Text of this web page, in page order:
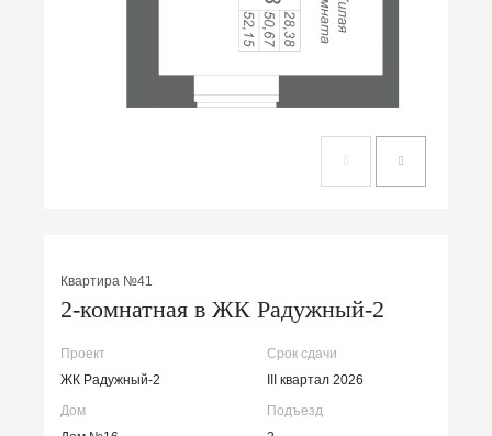
Квартира №41
2-комнатная в ЖК Радужный-2
Проект
ЖК Радужный-2
Срок сдачи
III квартал 2026
Дом
Подъезд